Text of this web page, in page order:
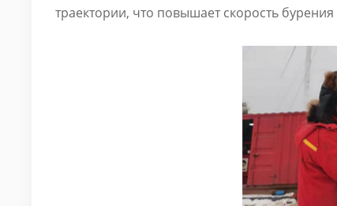
траектории, что повышает скорость